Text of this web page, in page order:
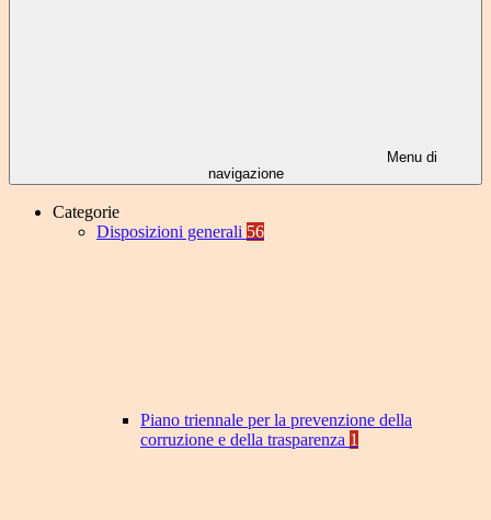
Menu di
navigazione
Categorie
Disposizioni generali 56
Piano triennale per la prevenzione della
corruzione e della trasparenza 1